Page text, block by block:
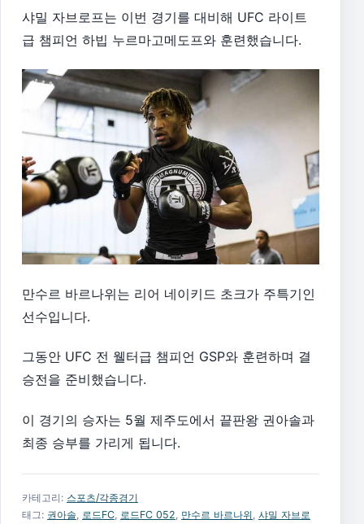
샤밀 자브로프는 이번 경기를 대비해 UFC 라이트
급 챔피언 하빕 누르마고메도프와 훈련했습니다.
만수르 바르나위는 리어 네이키드 초크가 주특기인
선수입니다.
그동안 UFC 전 웰터급 챔피언 GSP와 훈련하며 결
승전을 준비했습니다.
이 경기의 승자는 5월 제주도에서 끝판왕 권아솔과
최종 승부를 가리게 됩니다.
카테고리: 스포츠/각종경기
태그: 권아솔 로드FC 로드FC 052 만수르 바르나위 샤밀 자브로